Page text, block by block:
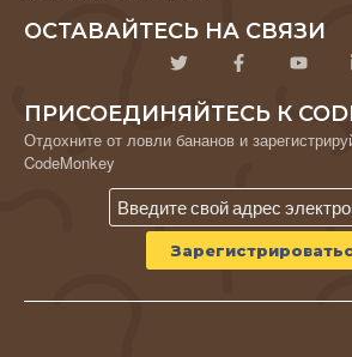
ОСТАВАЙТЕСЬ НА СВЯЗИ
ПРИСОЕДИНЯЙТЕСЬ К
Отдохните от ловли бананов и
CodeMonkey